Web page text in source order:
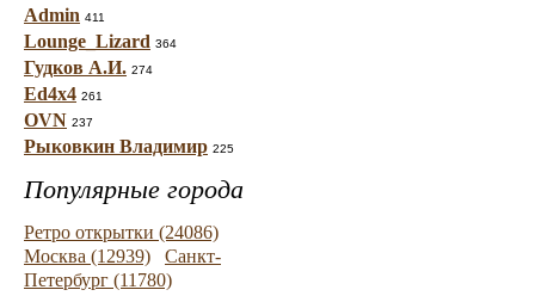
Admin 411
Lounge_Lizard 364
Гудков А.И. 274
Ed4x4 261
OVN 237
Рыковкин Владимир 225
Популярные города
Ретро открытки (24086)
Москва (12939)
Санкт-
Петербург (11780)